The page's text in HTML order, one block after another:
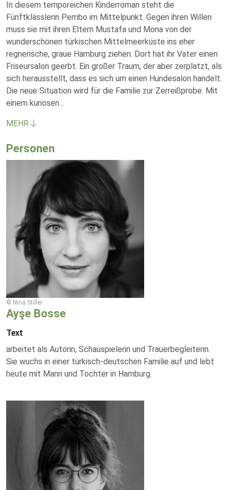
In diesem temporeichen Kinderroman steht die
Fünftklässlerin Pembo im Mittelpunkt. Gegen ihren Willen
muss sie mit ihren Eltern Mustafa und Mona von der
wunderschönen türkischen Mittelmeerküste ins eher
regnerische, graue Hamburg ziehen. Dort hat ihr Vater einen
Friseursalon geerbt. Ein großer Traum, der aber zerplatzt, als
sich herausstellt, dass es sich um einen Hundesalon handelt.
Die neue Situation wird für die Familie zur Zerreißprobe. Mit
einem kuriosen...
MEHR
Personen
© Nina Stiller
Ayşe Bosse
Text
arbeitet als Autorin, Schauspielerin und Trauerbegleiterin.
Sie wuchs in einer türkisch-deutschen Familie auf und lebt
heute mit Mann und Tochter in Hamburg.